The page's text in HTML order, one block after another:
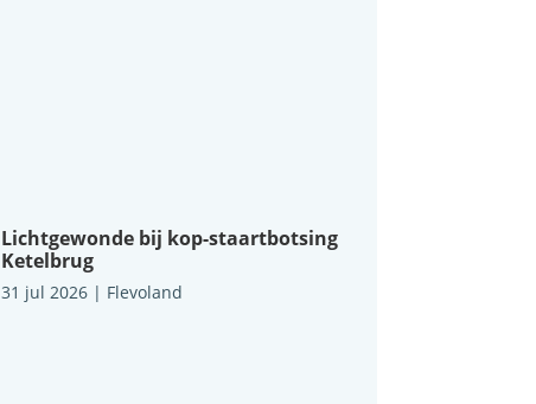
Lichtgewonde bij kop-staartbotsing
Ketelbrug
31 jul 2026| Flevoland